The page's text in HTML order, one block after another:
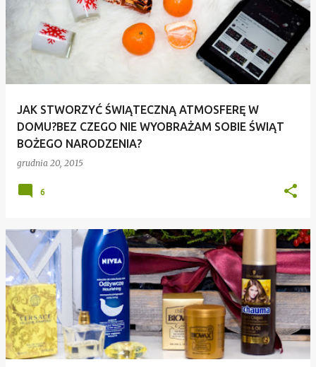
JAK STWORZYĆ ŚWIĄTECZNĄ ATMOSFERĘ W
DOMU?BEZ CZEGO NIE WYOBRAŻAM SOBIE ŚWIĄT
BOŻEGO NARODZENIA?
grudnia 20, 2015
6